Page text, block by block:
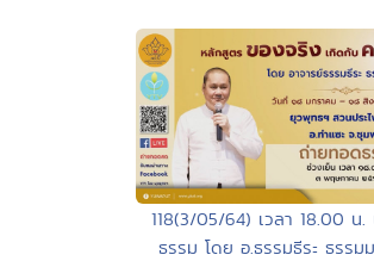
118(3/05/64) เวลา 18.00 น.
ธรรม โดย อ.ธรรมธีระ ธรรม